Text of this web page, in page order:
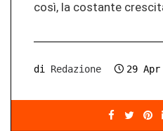
così, la costante
di Redazione 29